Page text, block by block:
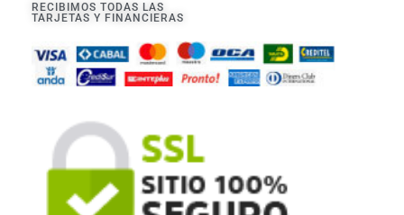
RECIBIMOS TODAS LAS
TARJETAS Y FINANCIERAS